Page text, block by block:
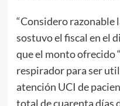
“Considero razonable
sostuvo el fiscal en el
que el monto ofrecido
respirador para ser
atención UCI de
total de cuarenta días